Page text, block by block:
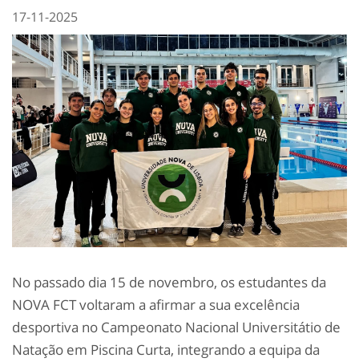
17-11-2025
No passado dia 15 de novembro, os estudantes da
NOVA FCT voltaram a afirmar a sua excelência
desportiva no Campeonato Nacional Universitátio de
Natação em Piscina Curta, integrando a equipa da